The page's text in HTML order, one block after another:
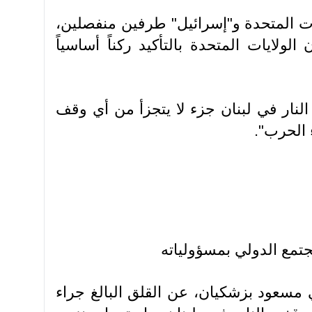
المتحدة و"إسرائيل" طرفين منفصلين،
المتحدة بالتأكيد ركناً أساسياً
في لبنان جزء لا يتجزأ من أي وقف
الحرب".
الدولي بمسؤولياته
مسعود بزشكيان، عن القلق البالغ جراء